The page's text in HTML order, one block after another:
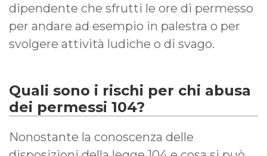
dipendente che sfrutti le ore di permesso
per andare ad esempio in palestra o per
svolgere attività ludiche o di svago.
Quali sono i rischi per chi abusa
dei permessi 104?
Nonostante la conoscenza delle